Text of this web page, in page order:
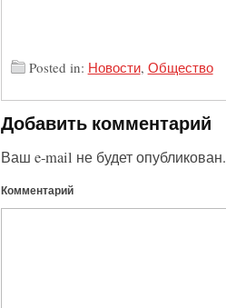
Posted in: Новости, Общество
Добавить комментарий
Ваш e-mail не будет опубликован.
Комментарий